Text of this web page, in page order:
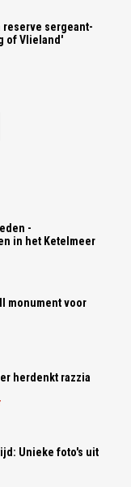
reserve sergeant-
of Vlieland'
-
in het Ketelmeer
monument voor
herdenkt razzia
Unieke foto's uit